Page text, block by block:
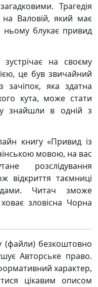
Трагедія
Валовій, який має
блукає привид
на своєму
це був звичайний
яка здатна
кута, може стати
знайшли в одній з
книгу «Привид із
мовою, на вас
розслідування
відкриття таємниці
Читач зможе
зловісна Чорна
безкоштовно
Авторське право.
характер,
цікавим описом